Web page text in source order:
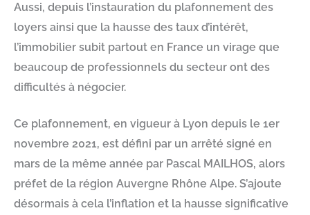
Aussi, depuis l’instauration du plafonnement des
loyers ainsi que la hausse des taux d’intérêt,
l’immobilier subit partout en France un virage que
beaucoup de professionnels du secteur ont des
difficultés à négocier.
Ce plafonnement, en vigueur à Lyon depuis le 1er
novembre 2021, est défini par un arrêté signé en
mars de la même année par Pascal MAILHOS, alors
préfet de la région Auvergne Rhône Alpe. S’ajoute
désormais à cela l’inflation et la hausse significative